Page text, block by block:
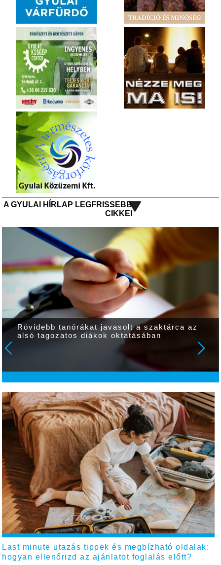
A GYULAI HÍRLAP LEGFRISSEBB
CIKKEI
Rövidebb tanórákat javasolt a szaktárca az
alsó tagozatos diákok oktatásában
Last minute utazás tippek és megbízható oldalak:
hogyan ellenőrizd az ajánlatot foglalás előtt?